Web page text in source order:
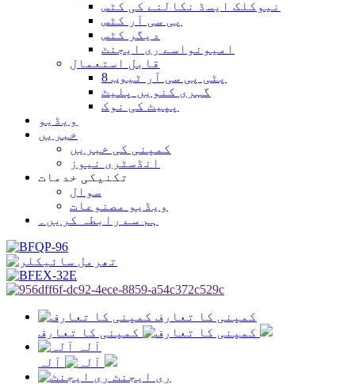
نیوکلک ایسڈ نکالنے کی کٹس
پی سی آر کٹس
دیگر کٹس
امیونواسے ری ایجنٹ
قابل استعمال
8 پٹی پی سی آر ٹیوب
گہری کنویں پلیٹ
پپیٹ کی نوک
ویڈیو
خبریں
کمپنی کی خبریں
انڈسٹری نیوز
تکنیکی خدمات
سوال
ویڈیو مصنوعات
ہم سے رابطہ کریں۔
کمپنی کا تعارف
کمپنی کا تعارف
آلہ
آلہ
ری ایجنٹ